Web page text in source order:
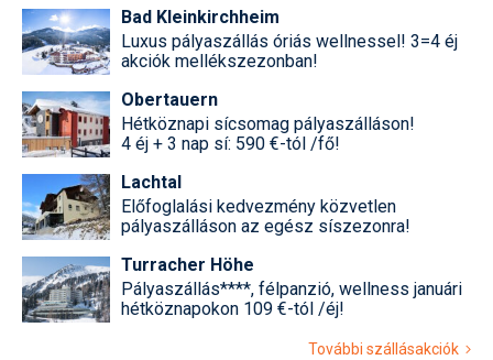
Bad Kleinkirchheim
Luxus pályaszállás óriás wellnessel! 3=4 éj
akciók mellékszezonban!
Obertauern
Hétköznapi sícsomag pályaszálláson!
4 éj + 3 nap sí: 590 €-tól /fő!
Lachtal
Előfoglalási kedvezmény közvetlen
pályaszálláson az egész síszezonra!
Turracher Höhe
Pályaszállás****, félpanzió, wellness januári
hétköznapokon 109 €-tól /éj!
További szállásakciók